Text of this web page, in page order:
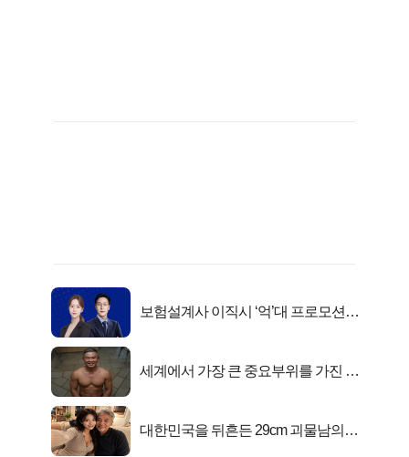
보험설계사 이직시 ‘억’대 프로모션!
세계에서 가장 큰 중요부위를 가진 남
대한민국을 뒤흔든 29cm 괴물남의